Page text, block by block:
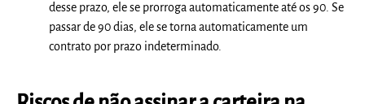
desse prazo, ele se prorroga automaticamente até os 90. Se
passar de 90 dias, ele se torna automaticamente um
contrato por prazo indeterminado.